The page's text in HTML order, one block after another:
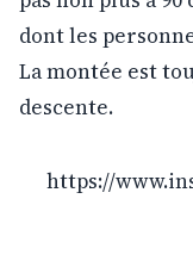
dont les
La montée est
descente.
https://